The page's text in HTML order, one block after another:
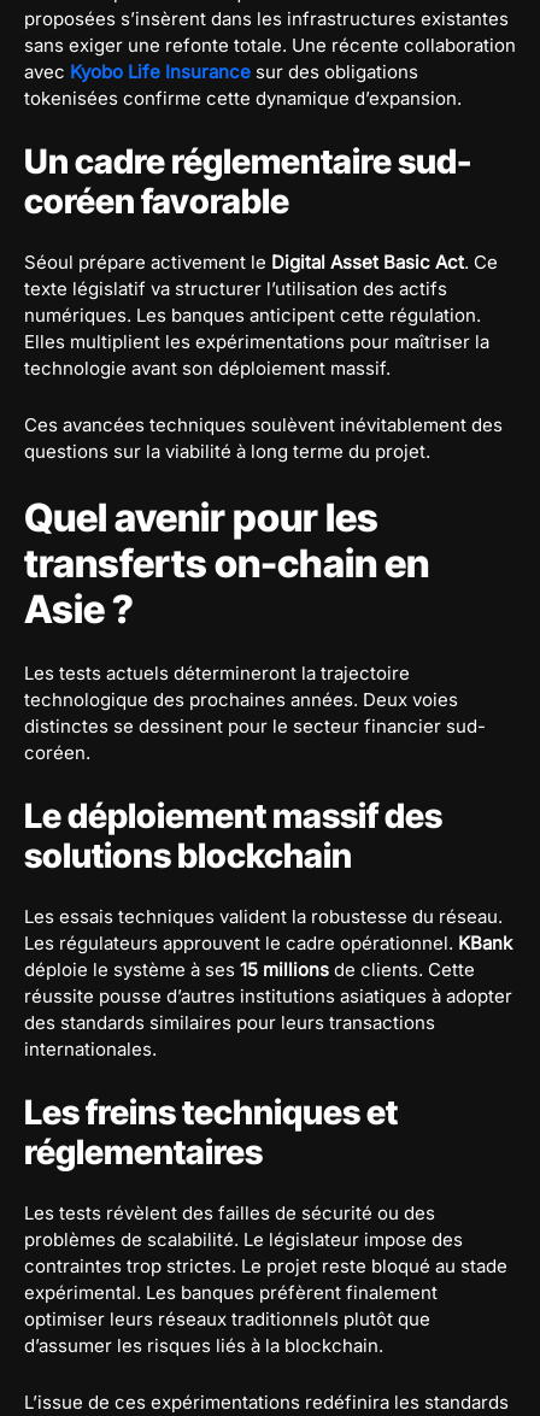
proposées s’insèrent dans les infrastructures existantes
sans exiger une refonte totale. Une récente collaboration
avec Kyobo Life Insurance sur des obligations
tokenisées confirme cette dynamique d’expansion.
Un cadre réglementaire sud-
coréen favorable
Séoul prépare activement le Digital Asset Basic Act. Ce
texte législatif va structurer l’utilisation des actifs
numériques. Les banques anticipent cette régulation.
Elles multiplient les expérimentations pour maîtriser la
technologie avant son déploiement massif.
Ces avancées techniques soulèvent inévitablement des
questions sur la viabilité à long terme du projet.
Quel avenir pour les
transferts on-chain en
Asie ?
Les tests actuels détermineront la trajectoire
technologique des prochaines années. Deux voies
distinctes se dessinent pour le secteur financier sud-
coréen.
Le déploiement massif des
solutions blockchain
Les essais techniques valident la robustesse du réseau.
Les régulateurs approuvent le cadre opérationnel. KBank
déploie le système à ses 15 millions de clients. Cette
réussite pousse d’autres institutions asiatiques à adopter
des standards similaires pour leurs transactions
internationales.
Les freins techniques et
réglementaires
Les tests révèlent des failles de sécurité ou des
problèmes de scalabilité. Le législateur impose des
contraintes trop strictes. Le projet reste bloqué au stade
expérimental. Les banques préfèrent finalement
optimiser leurs réseaux traditionnels plutôt que
d’assumer les risques liés à la blockchain.
L’issue de ces expérimentations redéfinira les standards